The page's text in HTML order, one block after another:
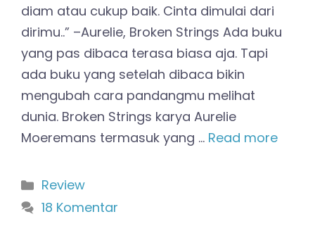
diam atau cukup baik. Cinta dimulai dari
dirimu..” –Aurelie, Broken Strings Ada buku
yang pas dibaca terasa biasa aja. Tapi
ada buku yang setelah dibaca bikin
mengubah cara pandangmu melihat
dunia. Broken Strings karya Aurelie
Moeremans termasuk yang … Read more
Kategori
Review
18 Komentar